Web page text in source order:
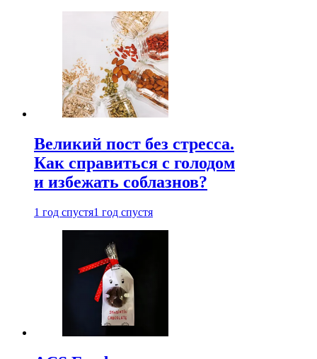
Великий пост без стресса.
Как справиться с голодом
и избежать соблазнов?
1 год спустя1 год спустя